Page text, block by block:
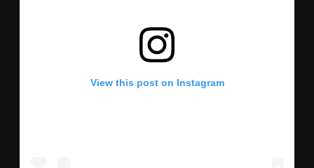
View this post on Instagram